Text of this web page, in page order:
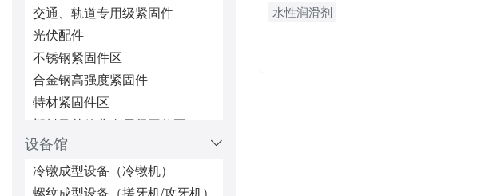
交通、轨道专用级紧固件
光伏配件
不锈钢紧固件区
合金钢高强度紧固件
特材紧固件区
塑料及其他非金属紧固件区
微型/精密机械配件
超长超大紧固件区
五金冲压件区
设备馆
冷镦成型设备（冷镦机）
水性润滑剂